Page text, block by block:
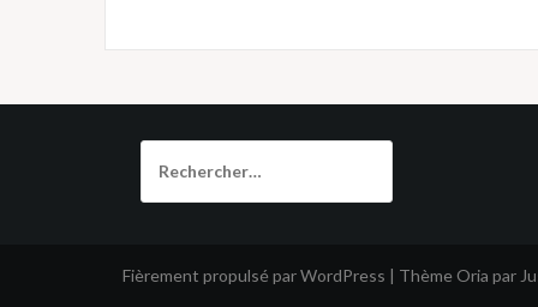
Fièrement propulsé par WordPress | Thème Oria par